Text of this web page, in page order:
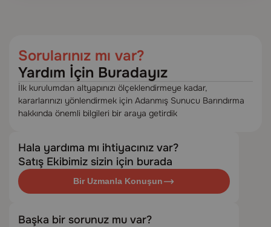
Sorularınız mı var?
Yardım İçin Buradayız
İlk kurulumdan altyapınızı ölçeklendirmeye kadar,
kararlarınızı yönlendirmek için Adanmış Sunucu Barındırma
hakkında önemli bilgileri bir araya getirdik
Hala yardıma mı ihtiyacınız var?
Satış Ekibimiz sizin için burada
Bir Uzmanla Konuşun
Başka bir sorunuz mu var?